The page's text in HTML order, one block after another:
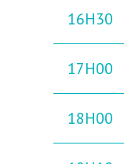
16H30
17H00
18H00